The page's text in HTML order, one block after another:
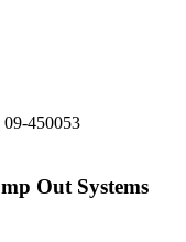
09-450053
Out Systems